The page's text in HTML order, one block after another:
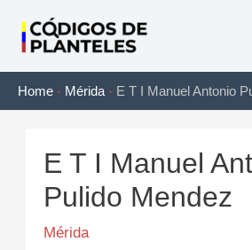
contenido
Home - Mérida - E T I Manuel Antonio
E T I Manuel
Pulido Mendez
Mérida